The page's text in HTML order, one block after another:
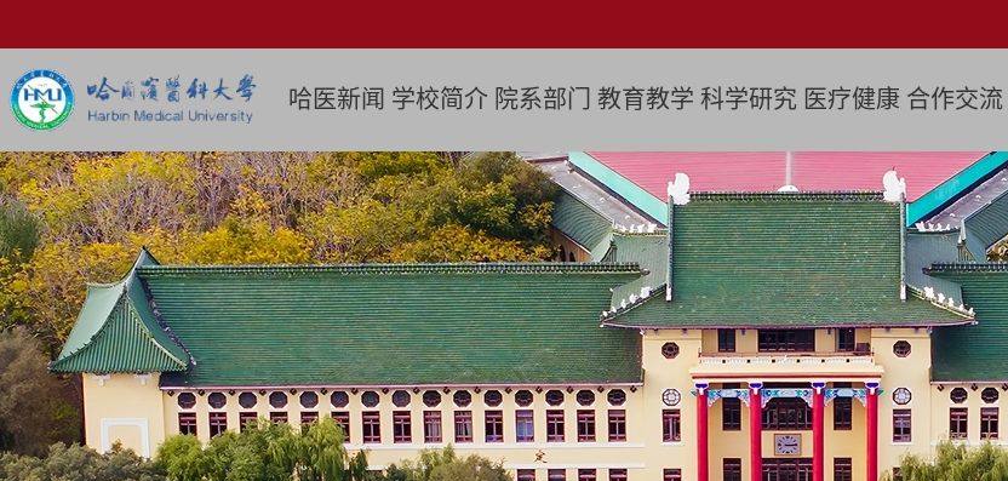
哈医新闻 学校简介 院系部门 教育教学 科学研究 医疗健康 合作交流